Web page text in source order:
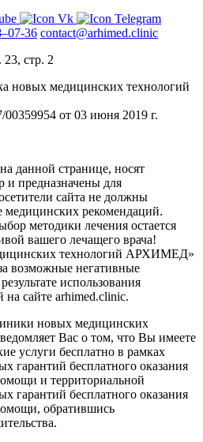
36 contact@arhimed.clinic
23, стр. 2
медицинских технологий
от 03 июня 2019 г.
данной странице, носят
предназначены для
сайта не должны
медицинских рекомендаций.
методики лечения остается
вашего лечащего врача!
технологий АРХИМЕД»
возможные негативные
использования
сайте arhimed.clinic.
новых медицинских
Вас о том, что Вы имеете
услуги бесплатно в рамках
гарантий бесплатного оказания
и территориальной
гарантий бесплатного оказания
обратившись